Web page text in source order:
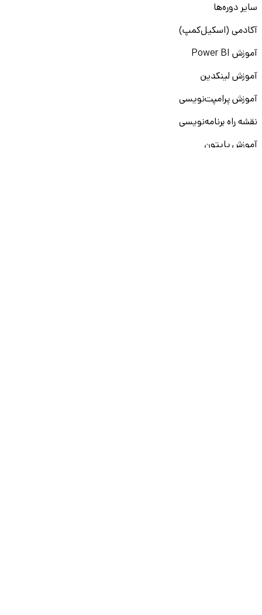
سایر دوره‌ها
آکادمی (اسکیل‌کمپ)
آموزش Power BI
آموزش لینکدین
آموزش پرامپت‌نویسی
نقشه راه برنامه‌نویسی
آموزش پایتون